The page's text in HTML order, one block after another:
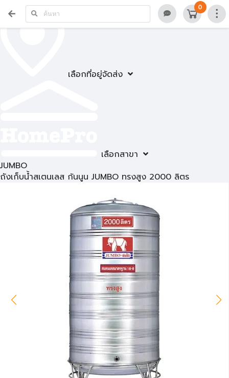
เลือกที่อยู่จัดส่ง
เลือกสาขา
0
JUMBO
ถังเก็บน้ำสเตนเลส ก้นนูน JUMBO ทรงสูง 2000 ลิตร